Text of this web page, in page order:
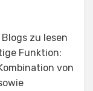
zu lesen
Funktion:
von